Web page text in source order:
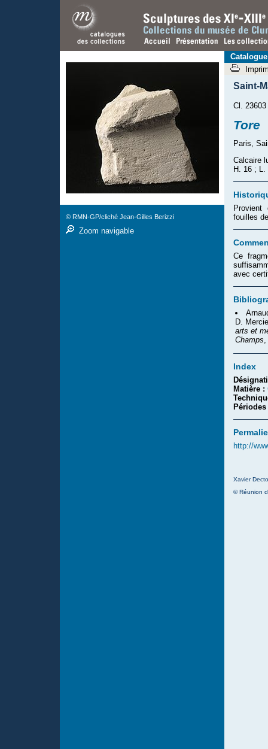
Saint-
Cl. 23603
Tore
Paris,
Calcaire
H. 16 ; L.
Provient
fouilles
Ce
avec
D.
arts et
Champs
Index
Matière :
http://
Xavier
© Réunion
© RMN-GP/cliché Jean-Gilles Berizzi
Zoom navigable
Catalogue